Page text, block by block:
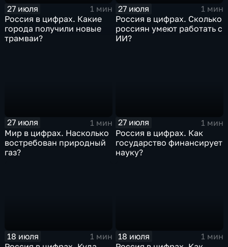
27 июля
1 мин
Россия в цифрах. Какие
города получили новые
трамваи?
27 июля
1 мин
Россия в цифрах. Сколько
россиян умеют работать с
ИИ?
27 июля
1 мин
Мир в цифрах. Насколько
востребован природный
газ?
27 июля
1 мин
Россия в цифрах. Как
государство финансирует
науку?
18 июля
1 мин
18 июля
1 мин